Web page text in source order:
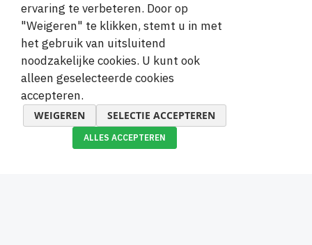
Klantenservice
Veilige en gemakkelijke betalingen
ervaring te verbeteren. Door op
"Weigeren" te klikken, stemt u in met
het gebruik van uitsluitend
noodzakelijke cookies. U kunt ook
alleen geselecteerde cookies
accepteren.
WEIGEREN SELECTIE ACCEPTEREN
ALLES ACCEPTEREN